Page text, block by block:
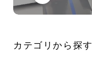
カテゴリから探す